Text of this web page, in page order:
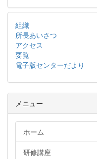
組織
所長あいさつ
アクセス
要覧
電子版センターだより
メニュー
ホーム
研修講座